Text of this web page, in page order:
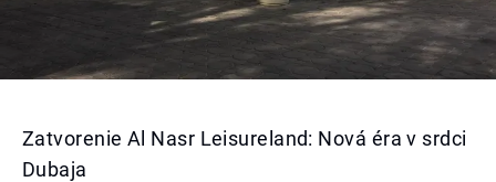
Zatvorenie Al Nasr Leisureland: Nová éra v srdci
Dubaja